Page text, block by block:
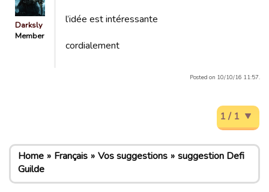
Darksly
Member
l’idée est intéressante
cordialement
Posted on 10/10/16 11:57.
1 / 1
Home Français Vos suggestions
suggestion Defi
Guilde